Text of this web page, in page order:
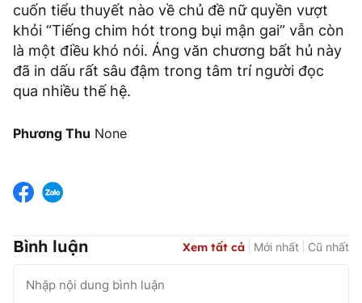
cuốn tiểu thuyết nào về chủ đề nữ quyền vượt
khỏi “Tiếng chim hót trong bụi mận gai” vẫn còn
là một điều khó nói. Áng văn chương bất hủ này
đã in dấu rất sâu đậm trong tâm trí người đọc
qua nhiều thế hệ.
Phương Thu None
Bình luận Xem tất cả Mới nhất Cũ nhất